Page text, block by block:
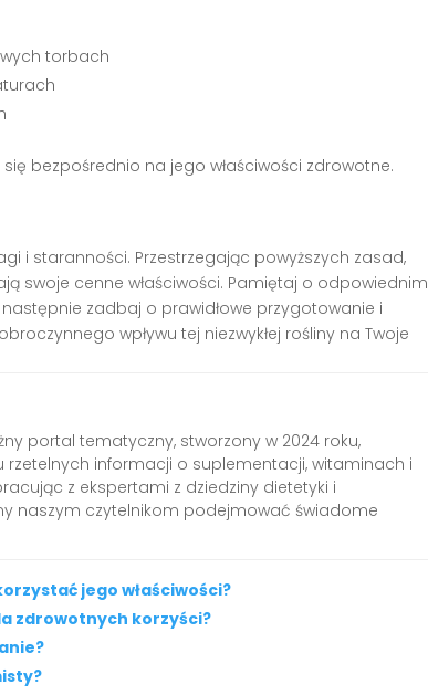
torbach
bezpośrednio na jego właściwości zdrowotne.
i staranności. Przestrzegając powyższych zasad,
swoje cenne właściwości. Pamiętaj o odpowiednim
zadbaj o prawidłowe przygotowanie i
wpływu tej niezwykłej rośliny na Twoje
portal tematyczny, stworzony w 2024 roku,
rzetelnych informacji o suplementacji, witaminach i
z ekspertami z dziedziny dietetyki i
naszym czytelnikom podejmować świadome
jego właściwości?
zdrowotnych korzyści?